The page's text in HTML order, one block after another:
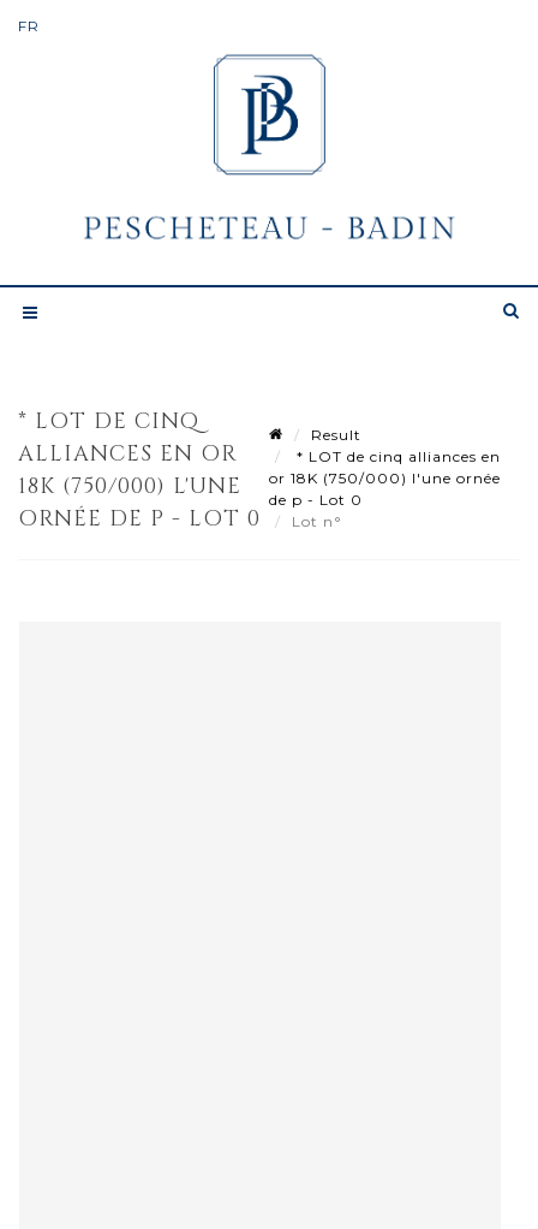
* LOT DE CINQ
ALLIANCES EN OR
18K (750/000) L'UNE
ORNÉE DE P - LOT 0
Result
* LOT de cinq alliances en
or 18K (750/000) l'une ornée
de p - Lot 0
Lot n°